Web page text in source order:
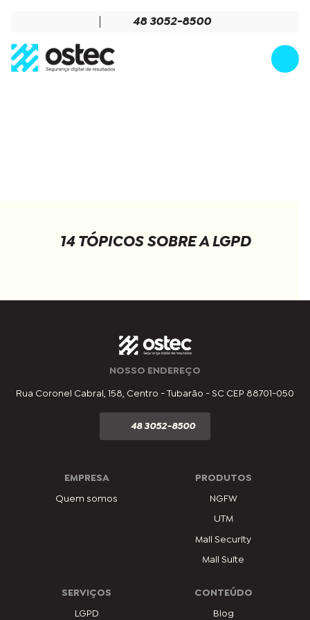
48 3052-8500
14 TÓPICOS SOBRE A LGPD
NOSSO ENDEREÇO
Rua Coronel Cabral, 158, Centro - Tubarão - SC CEP 88701-050
48 3052-8500
EMPRESA
Quem somos
PRODUTOS
NGFW
UTM
Mail Security
Mail Suite
SERVIÇOS
LGPD
CONTEÚDO
Blog